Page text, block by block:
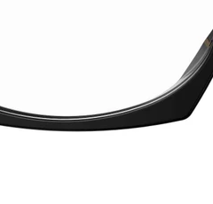
linha de óculos, foi fundada em
italiano. A marca
abordagem irreverente e
as convenções tradicionais. A
como as roupas e acessórios da
irreverente e humorado,
o famoso urso Ted da